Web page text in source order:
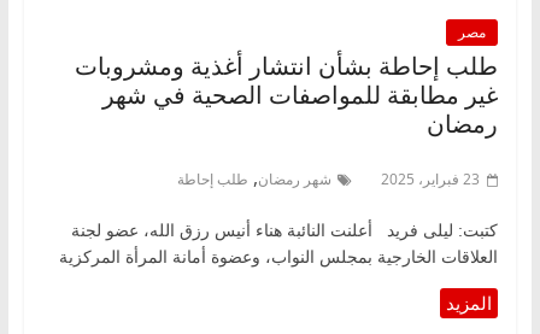
مصر
طلب إحاطة بشأن انتشار أغذية ومشروبات
غير مطابقة للمواصفات الصحية في شهر
رمضان
23 فبراير، 2025 شهر رمضان, طلب إحاطة
كتبت: ليلى فريد أعلنت النائبة هناء أنيس رزق الله، عضو لجنة
العلاقات الخارجية بمجلس النواب، وعضوة أمانة المرأة المركزية